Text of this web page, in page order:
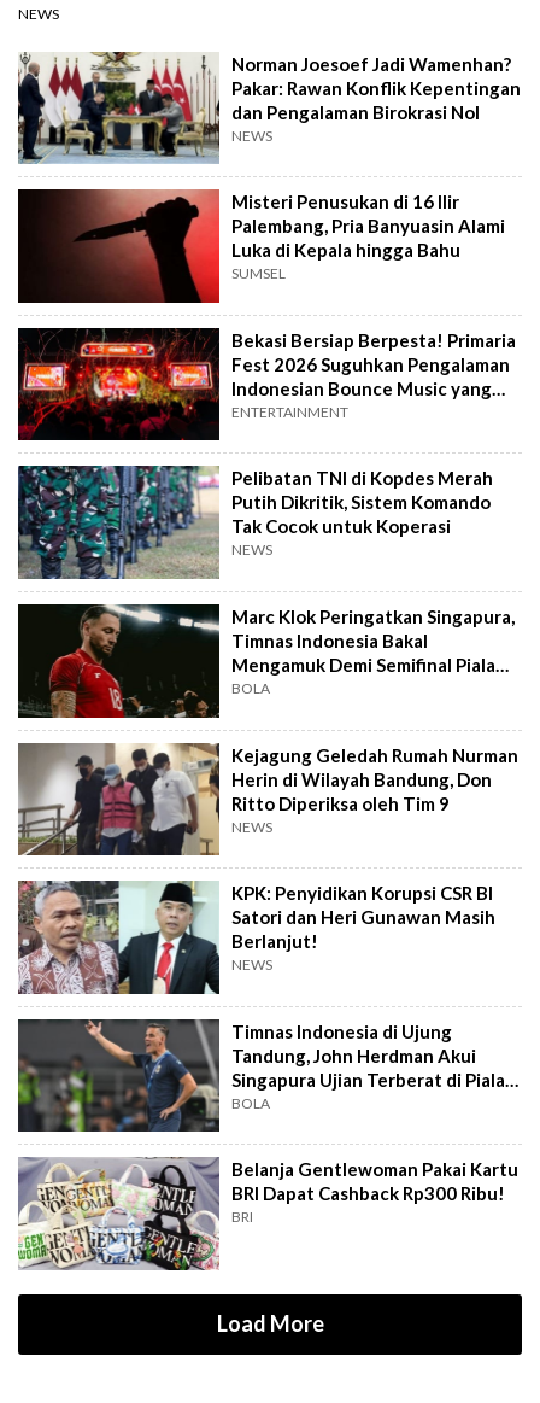
NEWS
Norman Joesoef Jadi Wamenhan?
Pakar: Rawan Konflik Kepentingan
dan Pengalaman Birokrasi Nol
NEWS
Misteri Penusukan di 16 Ilir
Palembang, Pria Banyuasin Alami
Luka di Kepala hingga Bahu
SUMSEL
Bekasi Bersiap Berpesta! Primaria
Fest 2026 Suguhkan Pengalaman
Indonesian Bounce Music yang
Berbeda
ENTERTAINMENT
Pelibatan TNI di Kopdes Merah
Putih Dikritik, Sistem Komando
Tak Cocok untuk Koperasi
NEWS
Marc Klok Peringatkan Singapura,
Timnas Indonesia Bakal
Mengamuk Demi Semifinal Piala
AFF 2026
BOLA
Kejagung Geledah Rumah Nurman
Herin di Wilayah Bandung, Don
Ritto Diperiksa oleh Tim 9
NEWS
KPK: Penyidikan Korupsi CSR BI
Satori dan Heri Gunawan Masih
Berlanjut!
NEWS
Timnas Indonesia di Ujung
Tandung, John Herdman Akui
Singapura Ujian Terberat di Piala
AFF 2026
BOLA
Belanja Gentlewoman Pakai Kartu
BRI Dapat Cashback Rp300 Ribu!
BRI
Load More